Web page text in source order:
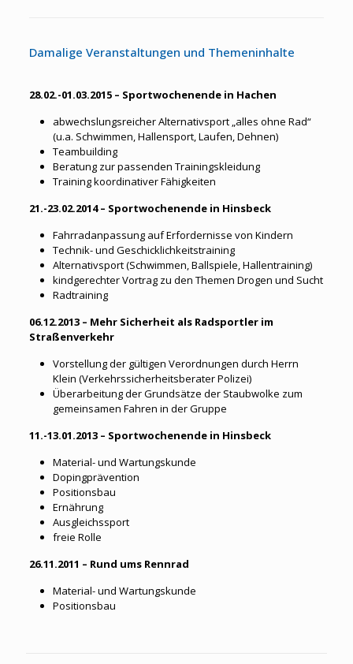
Damalige Veranstaltungen und Themeninhalte
28.02.-01.03.2015 – Sportwochenende in Hachen
abwechslungsreicher Alternativsport „alles ohne Rad“
(u.a. Schwimmen, Hallensport, Laufen, Dehnen)
Teambuilding
Beratung zur passenden Trainingskleidung
Training koordinativer Fähigkeiten
21.-23.02.2014 – Sportwochenende in Hinsbeck
Fahrradanpassung auf Erfordernisse von Kindern
Technik- und Geschicklichkeitstraining
Alternativsport (Schwimmen, Ballspiele, Hallentraining)
kindgerechter Vortrag zu den Themen Drogen und Sucht
Radtraining
06.12.2013 – Mehr Sicherheit als Radsportler im
Straßenverkehr
Vorstellung der gültigen Verordnungen durch Herrn
Klein (Verkehrssicherheitsberater Polizei)
Überarbeitung der Grundsätze der Staubwolke zum
gemeinsamen Fahren in der Gruppe
11.-13.01.2013 – Sportwochenende in Hinsbeck
Material- und Wartungskunde
Dopingprävention
Positionsbau
Ernährung
Ausgleichssport
freie Rolle
26.11.2011 – Rund ums Rennrad
Material- und Wartungskunde
Positionsbau